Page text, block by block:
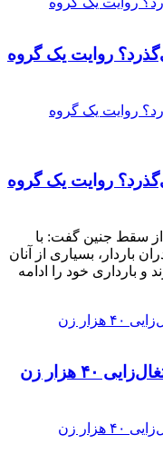
روایت یک گروه
روایت یک گروه
سقط جنین گفت: با
باردار، بسیاری از آنان
بارداری خود را ادامه
تمرکز شهرداری تهران بر اشتغال‌زایی ۴۰ هزار زن